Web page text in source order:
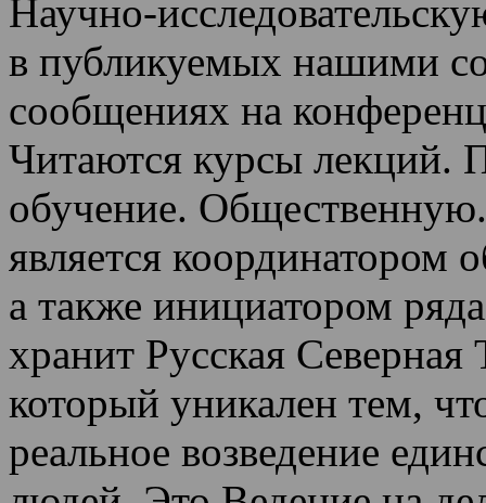
Научно-
в публикуемых нашими
сообщениях на
Читаются курсы лекций.
обучение.
является
а также инициатором
хранит Русская
который уникален тем,
реальное возведение